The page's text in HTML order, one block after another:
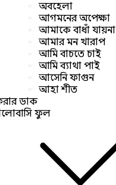
অবহেলা
আগমনের অপেক্ষা
আমাকে বাধাঁ যায়না
আমার মন খারাপ
আমি বাচতে চাই
আমি ব্যাথা পাই
আসেনি ফাগুন
আহা শীত
ডাক
ফুল